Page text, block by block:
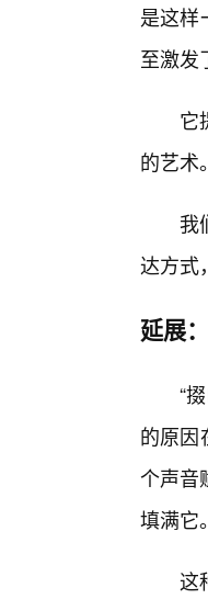
是这样
至激发
它
的艺术。
我
达方式
延展
“
的原因
个声音
填满它。
这